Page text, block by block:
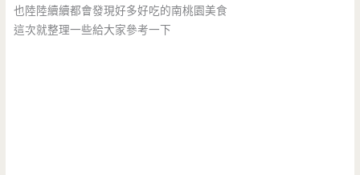
也陸陸續續都會發現好多好吃的南桃園美食
這次就整理一些給大家參考一下